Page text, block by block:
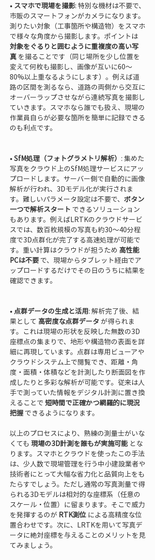
• スマホで現場を撮影: 特別な機材は不要で、
市販のスマートフォンがカメラになります。
測りたい対象（工事箇所や構造物）をスマホ
で様々な角度から撮影します。ポイントは
対象をぐるりと囲むように重複度の高い写
真 を撮ることです（同じ場所を少し位置を
変えて何枚も撮影し、画像が互いに60～
80%以上重なるようにします）。例えば道
路の区間を測るなら、道路の両側から交互に
オーバーラップさせながら連続写真を撮影し
ていきます。スマホなら誰でも扱え、現場の
作業員自らが必要な箇所を簡単に記録できる
のも利点です。
• SfM処理（フォトグラメトリ解析） : 集めた
写真をクラウド上のSfM処理サービスにアッ
プロードします。サーバー側で自動的に画像
解析が行われ、3Dモデル化が実行されま
す。難しいパラメータ設定は不要で、 ボタン
一つで解析スタート できるソリューション
もあります。例えばLRTKのクラウドサービ
スでは、数百枚規模の写真も約30～40分程
度で3D点群化が完了する高速処理が可能で
す。重い計算はクラウドが担うため 高性能
PCは不要 で、現場からタブレット経由でア
ップロードするだけでその日のうちに結果を
確認できます。
• 点群データの生成と活用: 解析完了後、結
果として 高密度な点群データ が得られま
す。これは現場の形状を反映した無数の3D
座標点の集まりで、地形や構造物の表面を詳
細に再現しています。点群は専用ビューアや
クラウドシステム上で閲覧でき、距離・角
度・面積・体積などを計測したり断面図を作
成したりと多彩な解析が可能です。従来は人
手で測っていた情報をデジタル計測に置き換
えることで 短時間で正確かつ網羅的に現況
把握 できるようになります。
以上のプロセスにより、熟練の測量士がいな
くても 現場の3D計測を誰もが実施可能 とな
ります。スマホとクラウドを使ったこの手法
は、少人数で現場管理を行う中小建設業者や
技術者にとって大幅な省力化と品質向上をも
たらすでしょう。ただし通常の写真測量で得
られる3Dモデルは相対的な座標系（任意の
スケール・位置）に留まります。そこで威力
を発揮するのが RTK測位 による高精度な位
置合わせです。次に、LRTKを用いて写真デ
ータに絶対座標を与えることのメリットを見
てみましょう。